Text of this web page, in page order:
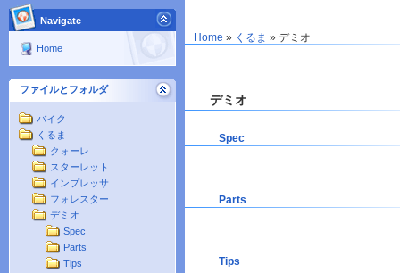
Navigate
Home
ファイルとフォルダ
バイク
くるま
クォーレ
スターレット
インプレッサ
フォレスター
デミオ
Spec
Parts
Tips
Home » くるま » デミオ
デミオ
Spec
Parts
Tips